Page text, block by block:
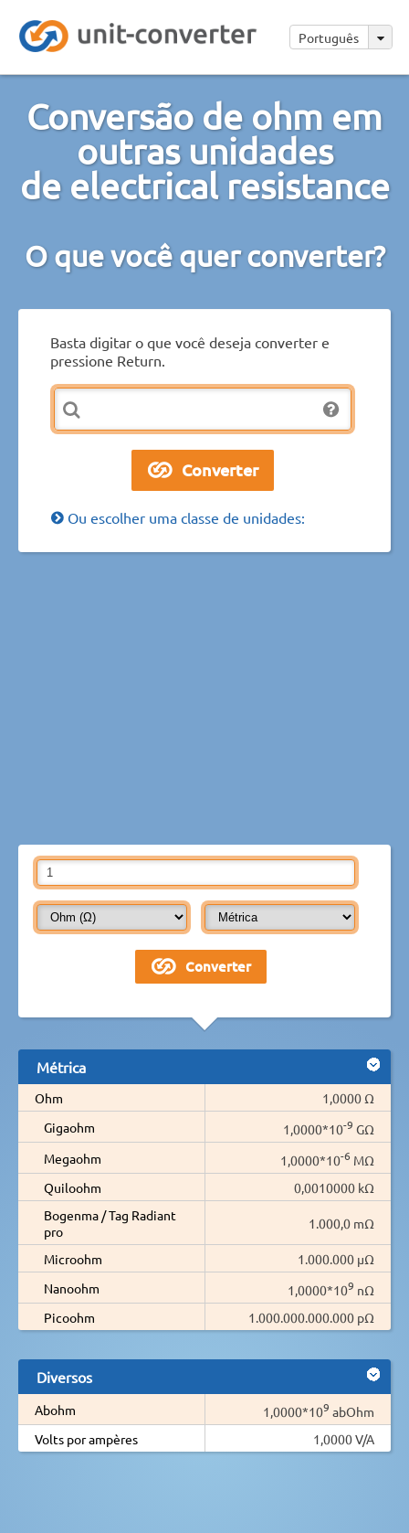
Português
Conversão de ohm em
outras unidades
de electrical resistance
O que você quer converter?
Basta digitar o que você deseja converter e
pressione Return.
Ou escolher uma classe de unidades:
Métrica
Ohm
1,0000 Ω
Gigaohm
1,0000*10-9 GΩ
Megaohm
1,0000*10-6 MΩ
Quiloohm
0,0010000 kΩ
Bogenma / Tag Radiant
pro
1.000,0 mΩ
Microohm
1.000.000 µΩ
Nanoohm
1,0000*109 nΩ
Picoohm
1.000.000.000.000 pΩ
Diversos
Abohm 1,0000*109 abOhm
Volts por ampères
1,0000 V/A